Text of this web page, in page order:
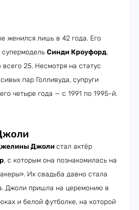
женился лишь в 42 года. Его
супермодель Синди Кроуфорд,
всего 25. Несмотря на статус
пар Голливуда, супруги
четыре года — с 1991 по 1995-й.
Джоли стал актёр
, с которым она познакомилась на
Их свадьба давно стала
Джоли пришла на церемонию в
и белой футболке, на которой